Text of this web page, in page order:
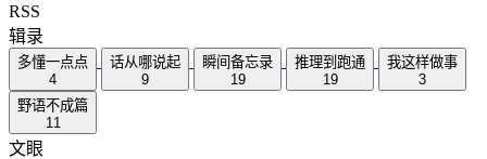
RSS
辑录
多懂一点点
4
话从哪说起
9
瞬间备忘录
19
推理到跑通
19
我这样做事
3
野语不成篇
11
文眼